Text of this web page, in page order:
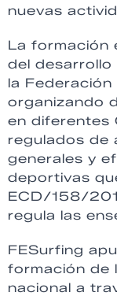
nuevas
La formación
del desarrollo
la
organizando
en diferentes
regulados de
generales y
deportivas
ECD/158/
regula las
FESurfing
formación de
nacional a